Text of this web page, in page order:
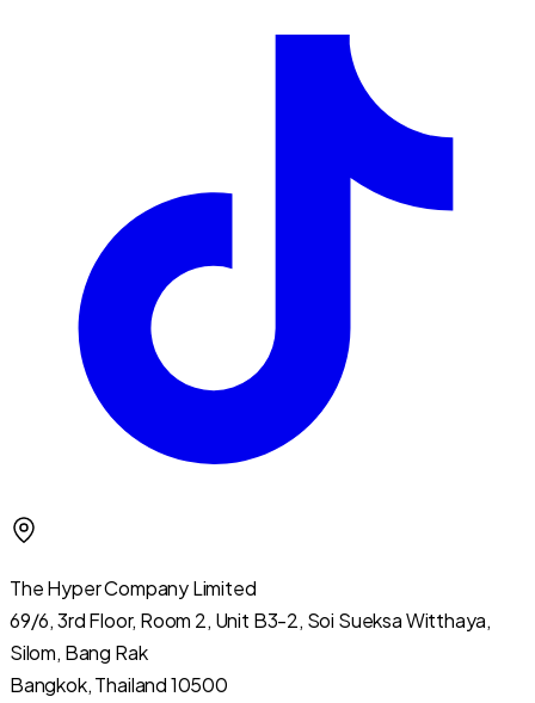
The Hyper Company Limited
69/6, 3rd Floor, Room 2, Unit B3-2, Soi Sueksa Witthaya,
Silom, Bang Rak
Bangkok, Thailand 10500